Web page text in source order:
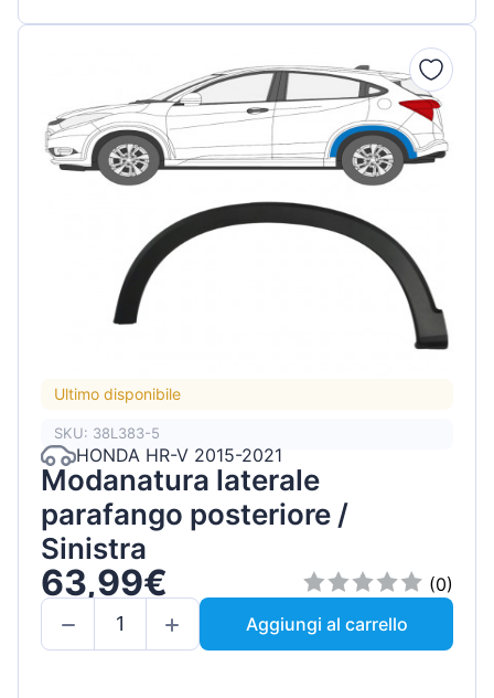
Ultimo disponibile
SKU: 38L383-5
HONDA HR-V 2015-2021
Modanatura laterale
parafango posteriore /
Sinistra
63,99€
(0)
Aggiungi al carrello